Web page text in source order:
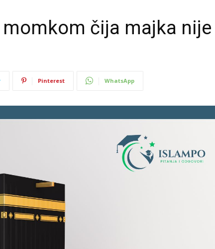
čija majka nije
Pinterest WhatsApp